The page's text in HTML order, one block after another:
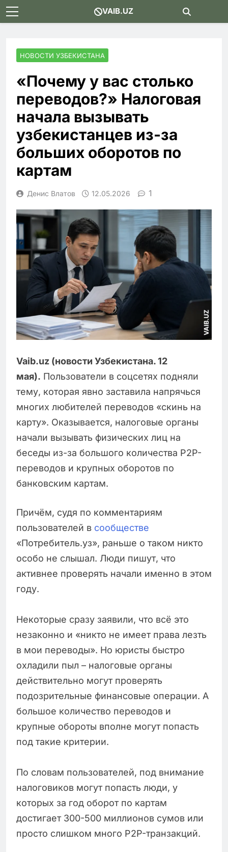
Skip
to
VAIB.UZ
НОВОСТИ УЗБЕКИСТАНА
«Почему у вас столько
переводов?» Налоговая
начала вызывать
узбекистанцев из-за
больших оборотов по
картам
Денис Влатов 12.05.2026 1
Vaib.uz (новости Узбекистана. 12
мая). Пользователи в соцсетях подняли
тему, которая явно заставила напрячься
многих любителей переводов «скинь на
карту». Оказывается, налоговые органы
начали вызывать физических лиц на
беседы из-за большого количества P2P-
переводов и крупных оборотов по
банковским картам.
Причём, судя по комментариям
пользователей в сообществе
«Потребитель.уз», раньше о таком никто
особо не слышал. Люди пишут, что
активнее проверять начали именно в этом
году.
Некоторые сразу заявили, что всё это
незаконно и «никто не имеет права лезть
в мои переводы». Но юристы быстро
охладили пыл – налоговые органы
действительно могут проверять
подозрительные финансовые операции. А
большое количество переводов и
крупные обороты вполне могут попасть
под такие критерии.
По словам пользователей, под внимание
налоговиков могут попасть люди, у
которых за год оборот по картам
достигает 300-500 миллионов сумов или
просто слишком много P2P-транзакций.